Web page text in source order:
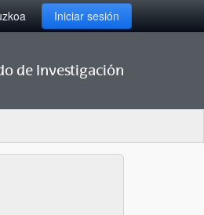
Iniciar sesión
de Investigación